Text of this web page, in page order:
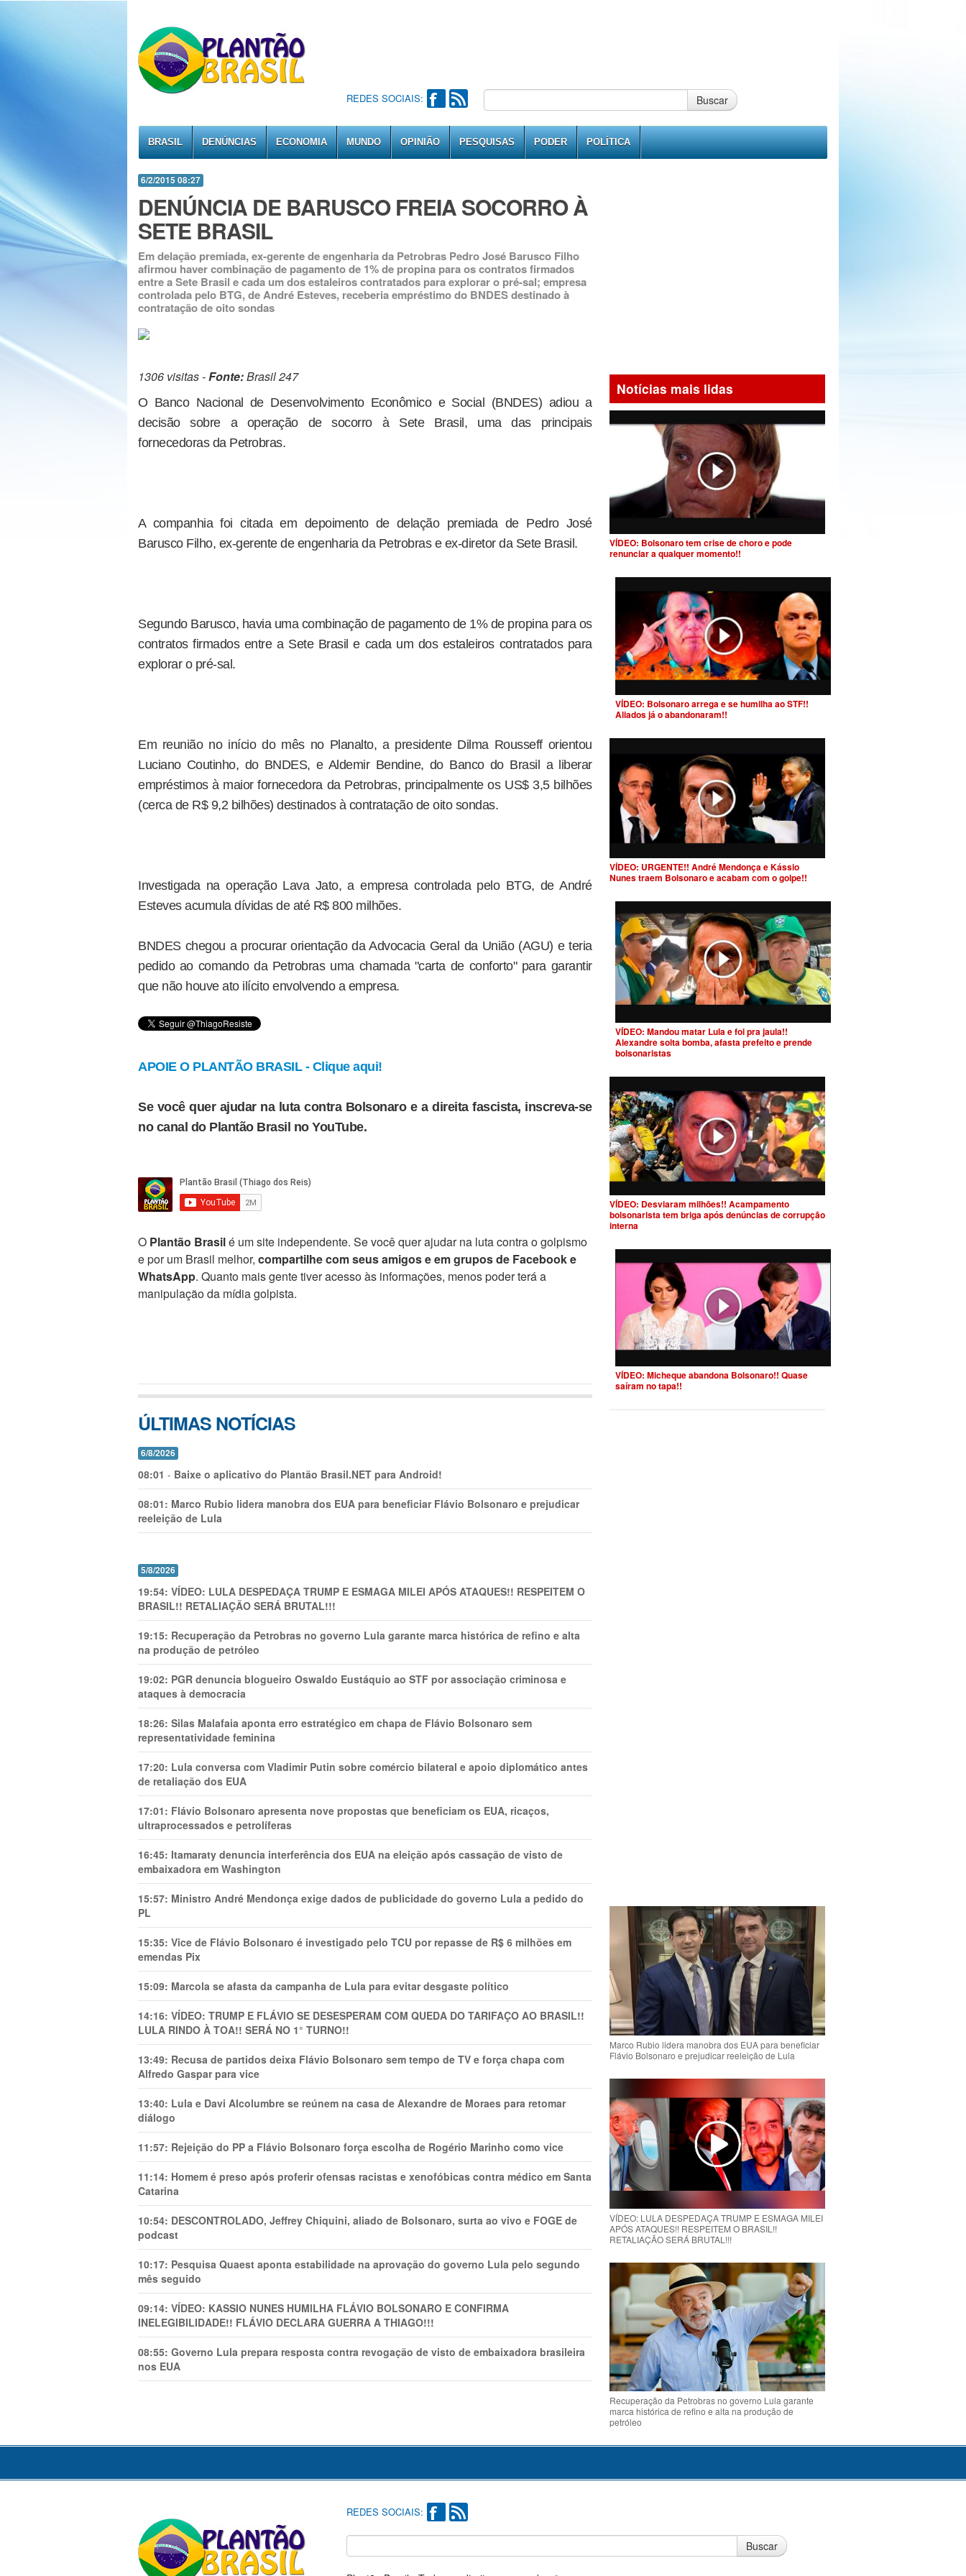
REDES SOCIAIS: Buscar
BRASIL DENÚNCIAS ECONOMIA MUNDO OPINIÃO PESQUISAS PODER POLÍTICA
6/2/2015 08:27
DENÚNCIA DE BARUSCO FREIA SOCORRO À
SETE BRASIL
Em delação premiada, ex-gerente de engenharia da Petrobras Pedro José Barusco Filho
afirmou haver combinação de pagamento de 1% de propina para os contratos firmados
entre a Sete Brasil e cada um dos estaleiros contratados para explorar o pré-sal; empresa
controlada pelo BTG, de André Esteves, receberia empréstimo do BNDES destinado à
contratação de oito sondas
1306 visitas -Fonte:Brasil 247
O Banco Nacional de Desenvolvimento Econômico e Social (BNDES) adiou a
decisão sobre a operação de socorro à Sete Brasil, uma das principais
fornecedoras da Petrobras.
A companhia foi citada em depoimento de delação premiada de Pedro José
Barusco Filho, ex-gerente de engenharia da Petrobras e ex-diretor da Sete Brasil.
Segundo Barusco, havia uma combinação de pagamento de 1% de propina para os
contratos firmados entre a Sete Brasil e cada um dos estaleiros contratados para
explorar o pré-sal.
Em reunião no início do mês no Planalto, a presidente Dilma Rousseff orientou
Luciano Coutinho, do BNDES, e Aldemir Bendine, do Banco do Brasil a liberar
empréstimos à maior fornecedora da Petrobras, principalmente os US$ 3,5 bilhões
(cerca de R$ 9,2 bilhões) destinados à contratação de oito sondas.
Investigada na operação Lava Jato, a empresa controlada pelo BTG, de André
Esteves acumula dívidas de até R$ 800 milhões.
BNDES chegou a procurar orientação da Advocacia Geral da União (AGU) e teria
pedido ao comando da Petrobras uma chamada "carta de conforto" para garantir
que não houve ato ilícito envolvendo a empresa.
APOIE O PLANTÃO BRASIL - Clique aqui!
Se você quer ajudar na luta contra Bolsonaro e a direita fascista, inscreva-se
no canal do Plantão Brasil no YouTube.
O Plantão Brasilé um site independente. Se você quer ajudar na luta contra o golpismo
e por um Brasil melhor, compartilhe com seus amigos e em grupos de Facebook e
WhatsApp. Quanto mais gente tiver acesso às informações, menos poder terá a
manipulação da mídia golpista.
ÚLTIMAS NOTÍCIAS
6/8/2026
08:01 - Baixe o aplicativo do Plantão Brasil.NET para Android!
08:01: Marco Rubio lidera manobra dos EUA para beneficiar Flávio Bolsonaro e prejudicar
reeleição de Lula
5/8/2026
19:54: VÍDEO: LULA DESPEDAÇA TRUMP E ESMAGA MILEI APÓS ATAQUES!! RESPEITEM O
BRASIL!! RETALIAÇÃO SERÁ BRUTAL!!!
19:15: Recuperação da Petrobras no governo Lula garante marca histórica de refino e alta
na produção de petróleo
19:02: PGR denuncia blogueiro Oswaldo Eustáquio ao STF por associação criminosa e
ataques à democracia
18:26: Silas Malafaia aponta erro estratégico em chapa de Flávio Bolsonaro sem
representatividade feminina
17:20: Lula conversa com Vladimir Putin sobre comércio bilateral e apoio diplomático antes
de retaliação dos EUA
17:01: Flávio Bolsonaro apresenta nove propostas que beneficiam os EUA, ricaços,
ultraprocessados e petrolíferas
16:45: Itamaraty denuncia interferência dos EUA na eleição após cassação de visto de
embaixadora em Washington
15:57: Ministro André Mendonça exige dados de publicidade do governo Lula a pedido do
PL
15:35: Vice de Flávio Bolsonaro é investigado pelo TCU por repasse de R$ 6 milhões em
emendas Pix
15:09: Marcola se afasta da campanha de Lula para evitar desgaste político
14:16: VÍDEO: TRUMP E FLÁVIO SE DESESPERAM COM QUEDA DO TARIFAÇO AO BRASIL!!
LULA RINDO À TOA!! SERÁ NO 1° TURNO!!
13:49: Recusa de partidos deixa Flávio Bolsonaro sem tempo de TV e força chapa com
Alfredo Gaspar para vice
13:40: Lula e Davi Alcolumbre se reúnem na casa de Alexandre de Moraes para retomar
diálogo
11:57: Rejeição do PP a Flávio Bolsonaro força escolha de Rogério Marinho como vice
11:14: Homem é preso após proferir ofensas racistas e xenofóbicas contra médico em Santa
Catarina
10:54: DESCONTROLADO, Jeffrey Chiquini, aliado de Bolsonaro, surta ao vivo e FOGE de
podcast
10:17: Pesquisa Quaest aponta estabilidade na aprovação do governo Lula pelo segundo
mês seguido
09:14: VÍDEO: KASSIO NUNES HUMlLHA FLÁVIO BOLSONARO E CONFIRMA
INELEGIBILIDADE!! FLÁVIO DECLARA GUERRA A THIAGO!!!
08:55: Governo Lula prepara resposta contra revogação de visto de embaixadora brasileira
nos EUA
Notícias mais lidas
VÍDEO: Bolsonaro tem crise de choro e pode
renunciar a qualquer momento!!
VÍDEO: Bolsonaro arrega e se humilha ao STF!!
Aliados já o abandonaram!!
VÍDEO: URGENTE!! André Mendonça e Kássio
Nunes traem Bolsonaro e acabam com o golpe!!
VÍDEO: Mandou matar Lula e foi pra jaula!!
Alexandre solta bomba, afasta prefeito e prende
bolsonaristas
VÍDEO: Desviaram milhões!! Acampamento
bolsonarista tem briga após denúncias de corrupção
interna
VÍDEO: Micheque abandona Bolsonaro!! Quase
saíram no tapa!!
Marco Rubio lidera manobra dos EUA para beneficiar
Flávio Bolsonaro e prejudicar reeleição de Lula
VÍDEO: LULA DESPEDAÇA TRUMP E ESMAGA MILEI
APÓS ATAQUES!! RESPEITEM O BRASIL!!
RETALIAÇÃO SERÁ BRUTAL!!!
Recuperação da Petrobras no governo Lula garante
marca histórica de refino e alta na produção de
petróleo
REDES SOCIAIS:
Buscar